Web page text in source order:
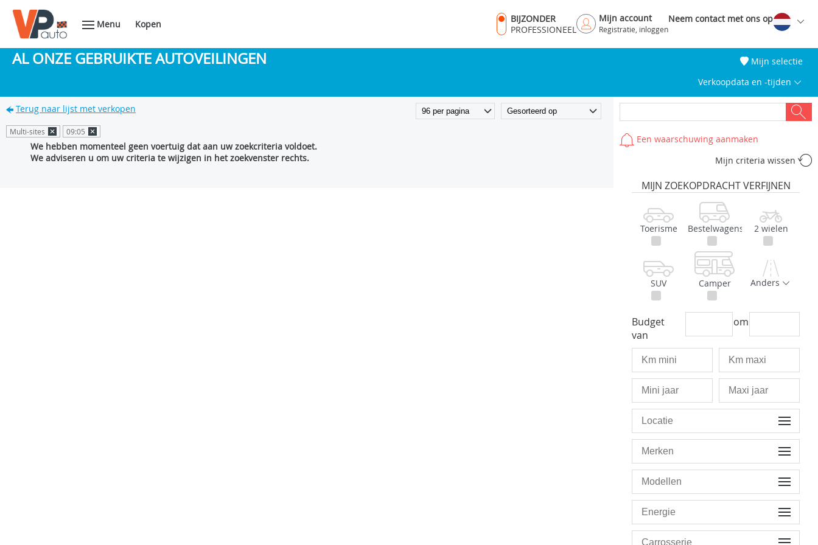
Menu Kopen
BIJZONDER
PROFESSIONEEL
Mijn account
Registratie, inloggen
Neem contact met ons op
AL ONZE GEBRUIKTE AUTOVEILINGEN
Mijn selectie
Verkoopdata en -tijden
Terug naar lijst met verkopen
Multi-sites 09:05
We hebben momenteel geen voertuig dat aan uw zoekcriteria voldoet.
We adviseren u om uw criteria te wijzigen in het zoekvenster rechts.
Een waarschuwing aanmaken
Mijn criteria wissen
MIJN ZOEKOPDRACHT VERFIJNEN
Toerisme Bestelwagens 2 wielen
SUV Camper Anders
Budget
van
om